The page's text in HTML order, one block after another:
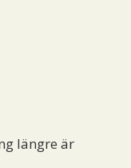
längre är